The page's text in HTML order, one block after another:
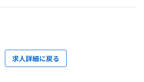
求人詳細に戻る